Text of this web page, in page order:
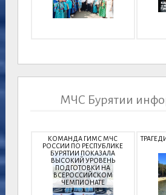
МЧС Бурятии
КОМАНДА ГИМС МЧС
РОССИИ ПО РЕСПУБЛИКЕ
БУРЯТИИ ПОКАЗАЛА
ВЫСОКИЙ УРОВЕНЬ
ПОДГОТОВКИ НА
ВСЕРОССИЙСКОМ
ЧЕМПИОНАТЕ